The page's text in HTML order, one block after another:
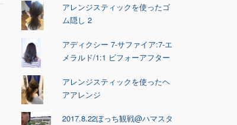
アレンジスティックを使ったゴ
ム隠し 2
アディクシー 7-サファイア:7-エ
メラルド/1:1 ビフォーアフター
アレンジスティックを使ったヘ
アアレンジ
2017.8.22ぼっち観戦@ハマスタ